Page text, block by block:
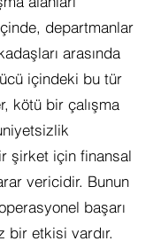
departmanlar
arasında
içindeki bu tür
kötü bir çalışma
şirket için finansal
vericidir. Bunun
başarı
bir etkisi vardır.